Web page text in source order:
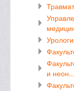
и неон...